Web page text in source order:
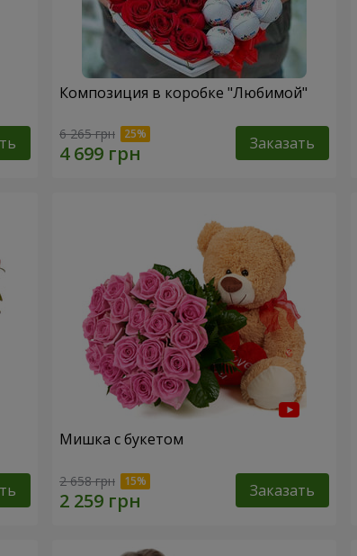
Композиция в коробке "Любимой"
6 265 грн Заказать
Мишка с букетом
2 658 грн Заказать